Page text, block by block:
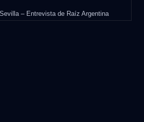
– Entrevista de Raíz Argentina